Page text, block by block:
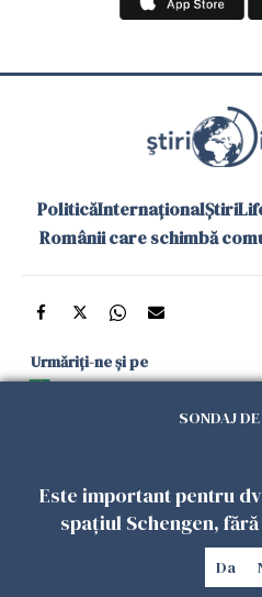
PoliticăInternaționalȘtiri
Românii care schimbă
Urmăriți-ne și pe
și în aplicațiile mobile
Politica de
confidențialitate
Politica
Cookies
Copyright 2026. Toate
SONDAJ
Este important pentru
spațiul Schengen,
Da